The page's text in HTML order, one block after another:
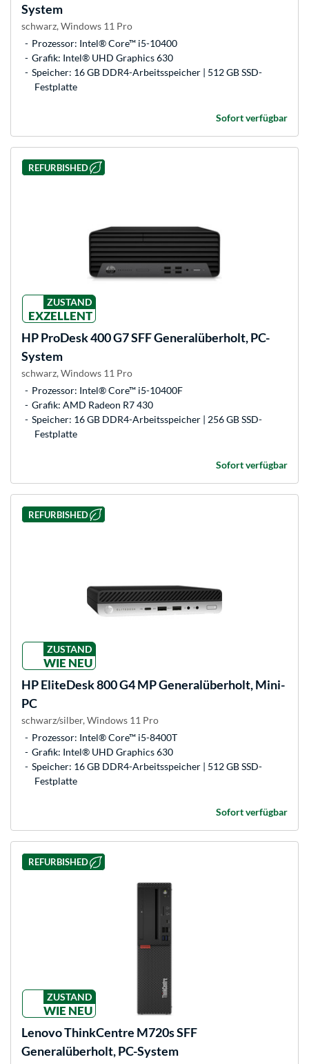
System
schwarz, Windows 11 Pro
Prozessor: Intel® Core™ i5-10400
Grafik: Intel® UHD Graphics 630
Speicher: 16 GB DDR4-Arbeitsspeicher | 512 GB SSD-
Festplatte
Sofort verfügbar
REFURBISHED
ZUSTAND
EXZELLENT
HPProDesk 400 G7 SFF Generalüberholt, PC-
System
schwarz, Windows 11 Pro
Prozessor: Intel® Core™ i5-10400F
Grafik: AMD Radeon R7 430
Speicher: 16 GB DDR4-Arbeitsspeicher | 256 GB SSD-
Festplatte
Sofort verfügbar
REFURBISHED
ZUSTAND
WIE NEU
HPEliteDesk 800 G4 MP Generalüberholt, Mini-
PC
schwarz/silber, Windows 11 Pro
Prozessor: Intel® Core™ i5-8400T
Grafik: Intel® UHD Graphics 630
Speicher: 16 GB DDR4-Arbeitsspeicher | 512 GB SSD-
Festplatte
Sofort verfügbar
REFURBISHED
ZUSTAND
WIE NEU
LenovoThinkCentre M720s SFF
Generalüberholt, PC-System